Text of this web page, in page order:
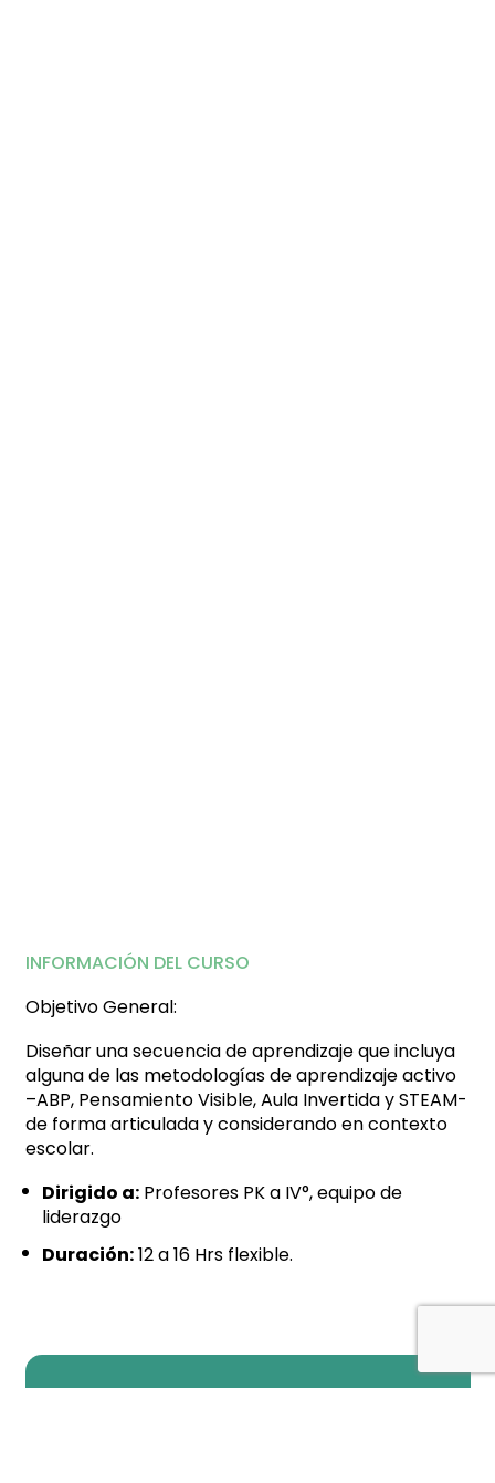
INFORMACIÓN DEL CURSO
Objetivo General:
Diseñar una secuencia de aprendizaje que incluya
alguna de las metodologías de aprendizaje activo
–ABP, Pensamiento Visible, Aula Invertida y STEAM-
de forma articulada y considerando en contexto
escolar.
Dirigido a:Profesores PK a IV°, equipo de
liderazgo
Duración:12 a 16Hrs flexible.